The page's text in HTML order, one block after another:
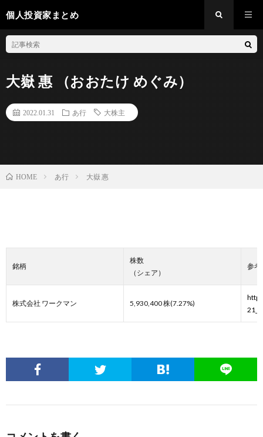
個人投資家まとめ
大嶽 惠 （おおたけ めぐみ）
2022.01.31 あ行 大株主
HOME あ行 大嶽 惠
銘柄
株数
（シェア）
参考
株式会社 ワークマン 5,930,400 株(7.27%)